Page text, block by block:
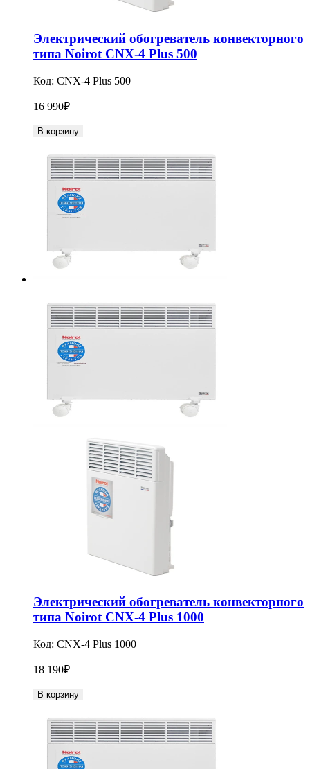
Электрический обогреватель конвекторного
типа Noirot CNX-4 Plus 500
Код: CNX-4 Plus 500
16 990₽
В корзину
Электрический обогреватель конвекторного
типа Noirot CNX-4 Plus 1000
Код: CNX-4 Plus 1000
18 190₽
В корзину